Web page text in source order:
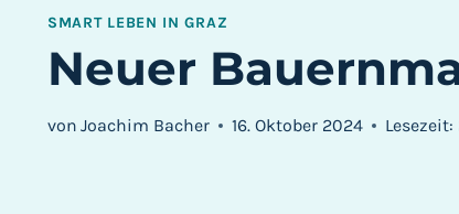
SMART LEBEN IN GRAZ
Neuer
von Joachim Bacher 16. Oktober 2024 Lesezeit: